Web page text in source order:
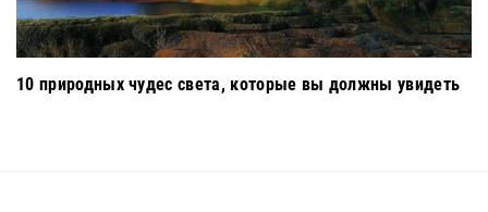
10 природных чудес света, которые вы должны увидеть